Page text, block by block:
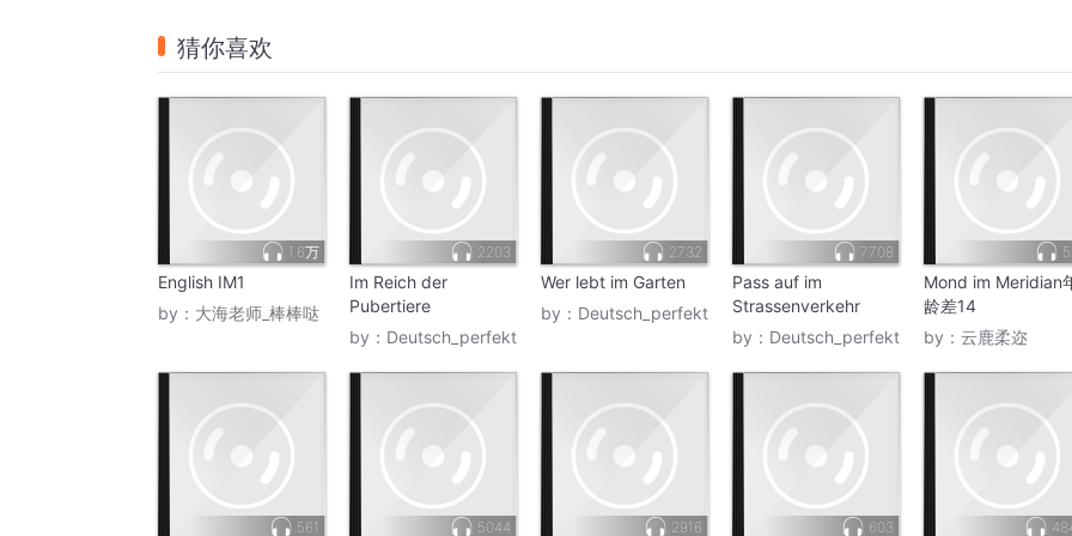
猜你喜欢
1.6万
English IM1
by： 大海老师_棒棒哒
2203
Im Reich der
Pubertiere
by： Deutsch_perfekt
2732
Wer lebt im Garten
by： Deutsch_perfekt
7708
Pass auf im
Strassenverkehr
by： Deutsch_perfekt
Mond im Meridian
龄差14
by： 云鹿柔迩
561 5044 2916 603